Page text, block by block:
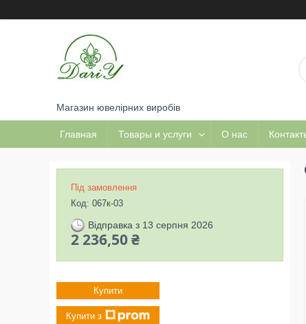
Магазин ювелірних виробів
Главная Товары и услуги О нас
Під замовлення
Код: 067к-03
Відправка з 13 серпня 2026
2 236,50 ₴
Купити
Купити з